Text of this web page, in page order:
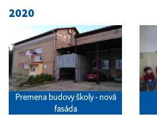
2020
Premena budovy školy - nová
fasáda